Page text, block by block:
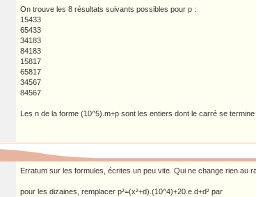
On trouve les 8 résultats suivants possibles pour p :
15433
65433
34183
84183
15817
65817
34567
84567
Les n de la forme (10^5).m+p sont les entiers dont le carré se termine
Erratum sur les formules, écrites un peu vite. Qui ne change rien au
pour les dizaines, remplacer p²=(x²+d).(10^4)+20.e.d+d² par